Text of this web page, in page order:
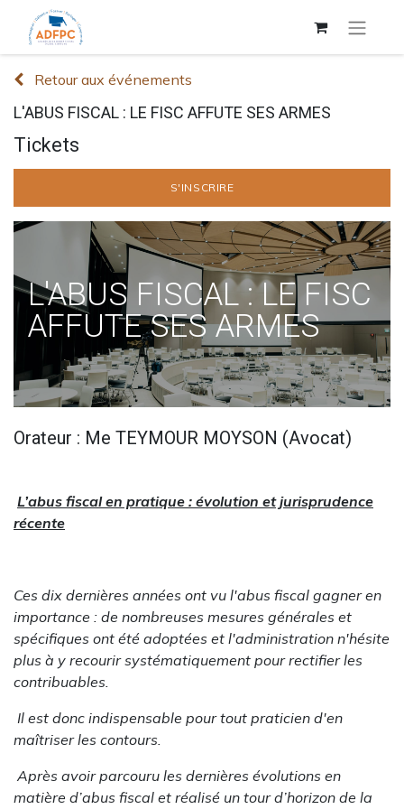
Retour aux événements
L'ABUS FISCAL : LE FISC AFFUTE SES ARMES
Tickets
S'INSCRIRE
L'ABUS FISCAL : LE FISC
AFFUTE SES ARMES
Orateur : Me TEYMOUR MOYSON (Avocat)
L’abus fiscal en pratique : évolution et jurisprudence
récente
Ces dix dernières années ont vu l'abus fiscal gagner en
importance : de nombreuses mesures générales et
spécifiques ont été adoptées et l'administration n'hésite
plus à y recourir systématiquement pour rectifier les
contribuables.
Il est donc indispensable pour tout praticien d'en
maîtriser les contours.
Après avoir parcouru les dernières évolutions en
matière d’abus fiscal et réalisé un tour d’horizon de la